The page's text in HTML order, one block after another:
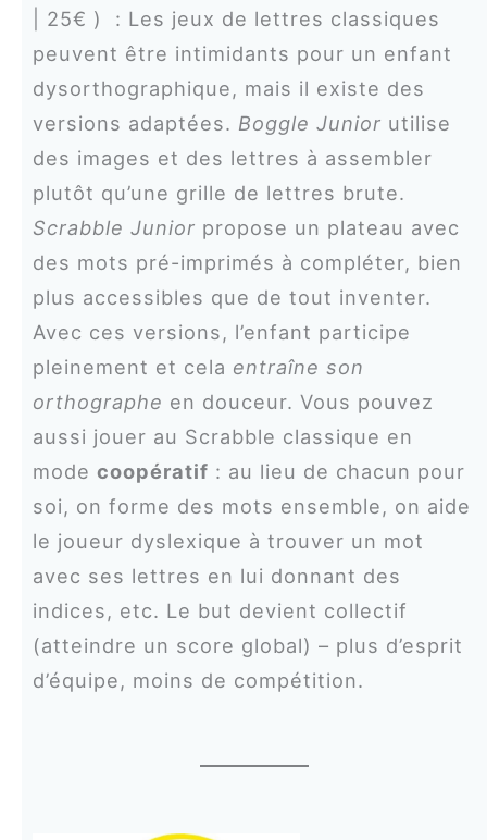
| 25€ ) : Les jeux de lettres classiques
peuvent être intimidants pour un enfant
dysorthographique, mais il existe des
versions adaptées. Boggle Junior utilise
des images et des lettres à assembler
plutôt qu’une grille de lettres brute.
Scrabble Junior propose un plateau avec
des mots pré-imprimés à compléter, bien
plus accessibles que de tout inventer.
Avec ces versions, l’enfant participe
pleinement et cela entraîne son
orthographe en douceur. Vous pouvez
aussi jouer au Scrabble classique en
mode coopératif : au lieu de chacun pour
soi, on forme des mots ensemble, on aide
le joueur dyslexique à trouver un mot
avec ses lettres en lui donnant des
indices, etc. Le but devient collectif
(atteindre un score global) – plus d’esprit
d’équipe, moins de compétition.